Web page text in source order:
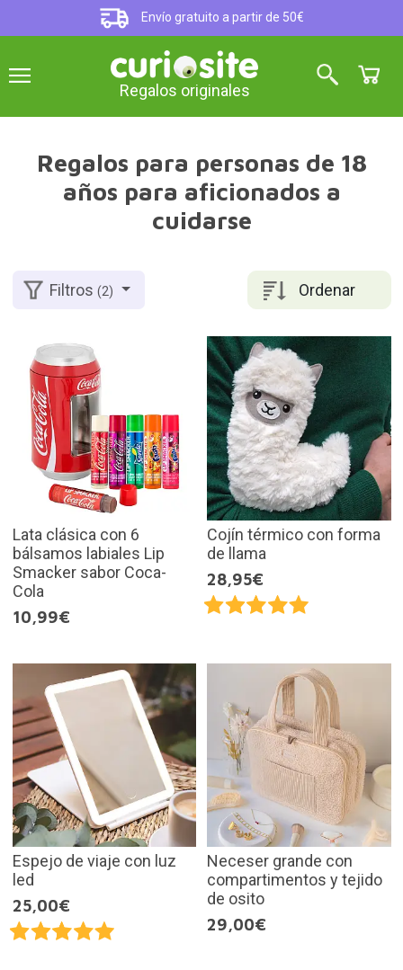
Envío gratuito a partir de 50€
Regalos originales
Regalos para personas de 18
años para aficionados a
cuidarse
Ordenar
Filtros(2)
Lata clásica con 6
bálsamos labiales Lip
Smacker sabor Coca-
Cola
10,99€
Cojín térmico con forma
de llama
28,95€
Espejo de viaje con luz
led
25,00€
Neceser grande con
compartimentos y tejido
de osito
29,00€